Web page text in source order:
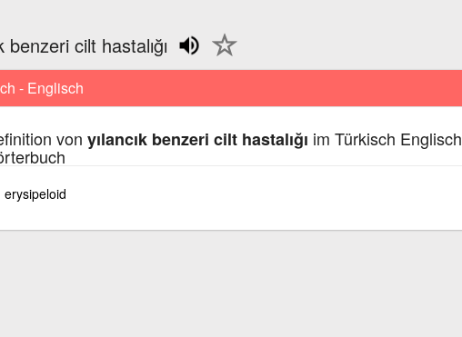
benzeri cilt hastalığı
- Englisch
von yılancık benzeri cilt hastalığı im Türkisch Englisch
erysipeloid